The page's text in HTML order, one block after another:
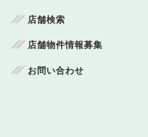
店舗検索
店舗物件情報募集
お問い合わせ